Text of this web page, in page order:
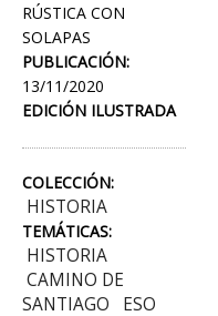
RÚSTICA CON
SOLAPAS
PUBLICACIÓN:
13/11/2020
EDICIÓN ILUSTRADA
COLECCIÓN:
HISTORIA
TEMÁTICAS:
HISTORIA
CAMINO DE
SANTIAGO
ESO